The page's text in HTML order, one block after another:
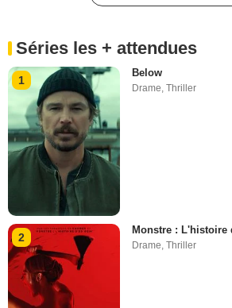
Séries les + attendues
1
Below
Drame,Thriller
2
Monstre : L'histoire
Drame,Thriller